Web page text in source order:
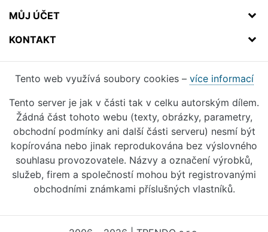
MŮJ ÚČET
KONTAKT
Tento web využívá soubory cookies – více informací
Tento server je jak v části tak v celku autorským dílem.
Žádná část tohoto webu (texty, obrázky, parametry,
obchodní podmínky ani další části serveru) nesmí být
kopírována nebo jinak reprodukována bez výslovného
souhlasu provozovatele. Názvy a označení výrobků,
služeb, firem a společností mohou být registrovanými
obchodními známkami příslušných vlastníků.